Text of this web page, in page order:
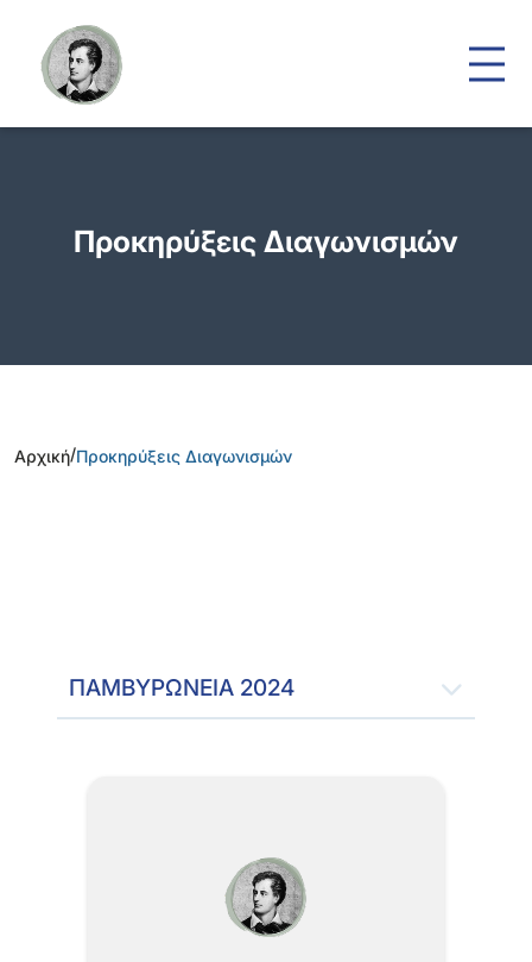
Προκηρύξεις Διαγωνισμών
Αρχική/Προκηρύξεις Διαγωνισμών
ΠΑΜΒΥΡΩΝΕΙΑ 2024